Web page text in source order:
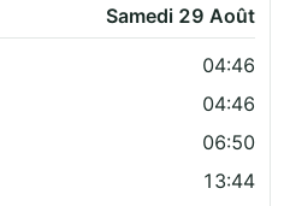
Samedi 29 Août
04:46
04:46
06:50
13:44